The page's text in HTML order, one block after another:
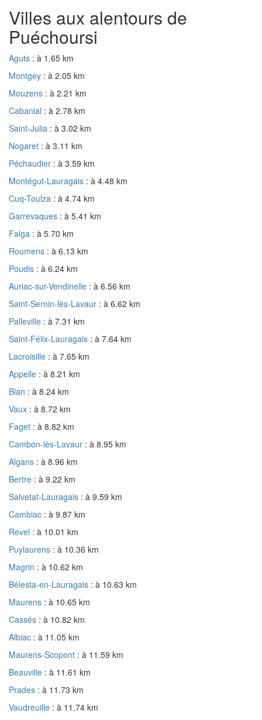
Villes aux alentours de
Puéchoursi
Aguts : à 1.65 km
Montgey : à 2.05 km
Mouzens : à 2.21 km
Cabanial : à 2.78 km
Saint-Julia : à 3.02 km
Nogaret : à 3.11 km
Péchaudier : à 3.59 km
Montégut-Lauragais : à 4.48 km
Cuq-Toulza : à 4.74 km
Garrevaques : à 5.41 km
Falga : à 5.70 km
Roumens : à 6.13 km
Poudis : à 6.24 km
Auriac-sur-Vendinelle : à 6.56 km
Saint-Sernin-lès-Lavaur : à 6.62 km
Palleville : à 7.31 km
Saint-Félix-Lauragais : à 7.64 km
Lacroisille : à 7.65 km
Appelle : à 8.21 km
Blan : à 8.24 km
Vaux : à 8.72 km
Faget : à 8.82 km
Cambon-lès-Lavaur : à 8.95 km
Algans : à 8.96 km
Bertre : à 9.22 km
Salvetat-Lauragais : à 9.59 km
Cambiac : à 9.87 km
Revel : à 10.01 km
Puylaurens : à 10.36 km
Magrin : à 10.62 km
Bélesta-en-Lauragais : à 10.63 km
Maurens : à 10.65 km
Cassés : à 10.82 km
Albiac : à 11.05 km
Maurens-Scopont : à 11.59 km
Beauville : à 11.61 km
Prades : à 11.73 km
Vaudreuille : à 11.74 km